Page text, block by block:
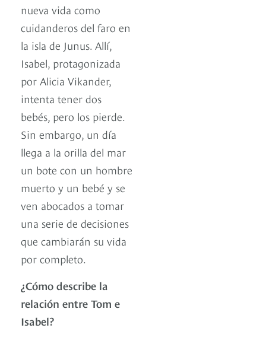
nueva vida como
cuidanderos del faro en
la isla de Junus. Allí,
Isabel, protagonizada
por Alicia Vikander,
intenta tener dos
bebés, pero los pierde.
Sin embargo, un día
llega a la orilla del mar
un bote con un hombre
muerto y un bebé y se
ven abocados a tomar
una serie de decisiones
que cambiarán su vida
por completo.
¿Cómo describe la
relación entre Tom e
Isabel?